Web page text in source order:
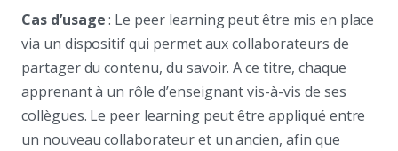
Cas d’usage: Le peer learning peut être mis en place
via un dispositif qui permet aux collaborateurs de
partager du contenu, du savoir. A ce titre, chaque
apprenant à un rôle d’enseignant vis-à-vis de ses
collègues. Le peer learning peut être appliqué entre
un nouveau collaborateur et un ancien, afin que